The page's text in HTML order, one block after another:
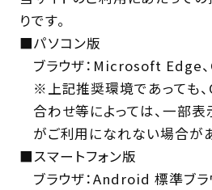
りです。
■パソコン版
ブラウザ：Microsoft Edge
※上記推奨環境であっても
合わせ等によっては、一部
がご利用になれない場合が
■スマートフォン版
ブラウザ：Android 標準ブラ